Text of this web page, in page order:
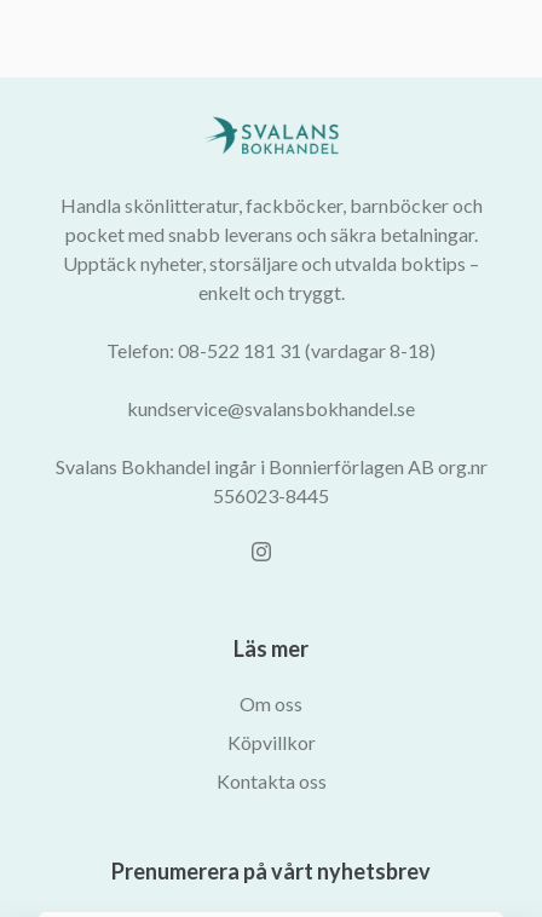
Handla skönlitteratur, fackböcker, barnböcker och
pocket med snabb leverans och säkra betalningar.
Upptäck nyheter, storsäljare och utvalda boktips –
enkelt och tryggt.
Telefon: 08-522 181 31 (vardagar 8-18)
kundservice@svalansbokhandel.se
Svalans Bokhandel ingår i Bonnierförlagen AB org.nr
556023-8445
Läs mer
Om oss
Köpvillkor
Kontakta oss
Prenumerera på vårt nyhetsbrev